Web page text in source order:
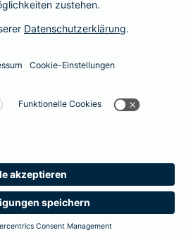
oder PLZ suchen
Rechtshinweise
Barrierefreiheit
Einstellungen
Menschlich.